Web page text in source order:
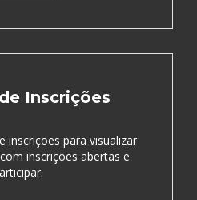
Inscrições
inscrições para visualizar
inscrições abertas e